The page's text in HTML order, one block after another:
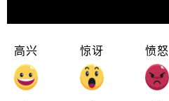
高兴 惊讶 愤怒